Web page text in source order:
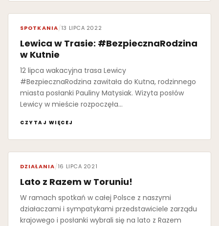
SPOTKANIA/13 LIPCA 2022
Lewica w Trasie: #BezpiecznaRodzina
w Kutnie
12 lipca wakacyjna trasa Lewicy
#BezpiecznaRodzina zawitała do Kutna, rodzinnego
miasta posłanki Pauliny Matysiak. Wizyta posłów
Lewicy w mieście rozpoczęła…
CZYTAJ WIĘCEJ
DZIAŁANIA/16 LIPCA 2021
Lato z Razem w Toruniu!
W ramach spotkań w całej Polsce z naszymi
działaczami i sympatykami przedstawiciele zarządu
krajowego i posłanki wybrali się na lato z Razem